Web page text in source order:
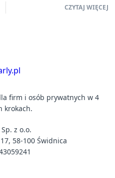
CZYTAJ WIĘCEJ
firm i osób prywatnych w 4
krokach.
z o.o.
58-100 Świdnica